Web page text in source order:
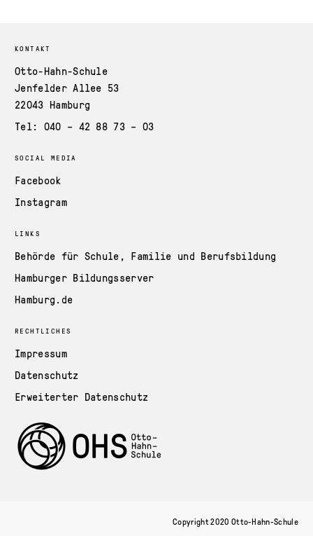
KONTAKT
Otto-Hahn-Schule
Jenfelder Allee 53
22043 Hamburg
Tel: 040 – 42 88 73 – 03
SOCIAL MEDIA
Facebook
Instagram
LINKS
Behörde für Schule, Familie und Berufsbildung
Hamburger Bildungsserver
Hamburg.de
RECHTLICHES
Impressum
Datenschutz
Erweiterter Datenschutz
Copyright 2020 Otto-Hahn-Schule